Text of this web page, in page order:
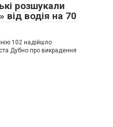
розшукали
від водія на 70
102 надійшло
Дубно про викрадення